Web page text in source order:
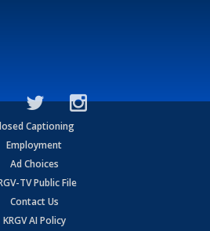
Captioning
Employment
Ad Choices
TV Public File
Contact Us
KRGV AI Policy